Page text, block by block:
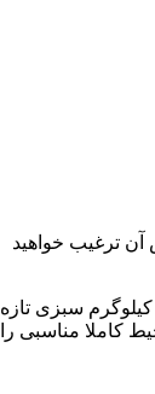
ترغیب خواهید
سبزی تازه
کاملا مناسبی را